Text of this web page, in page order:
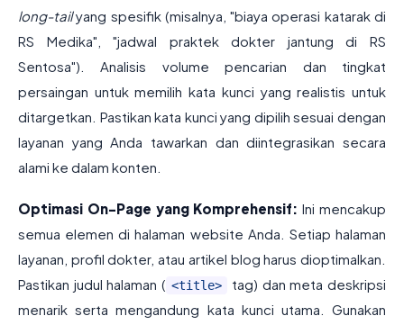
long-tailyang spesifik (misalnya, "biaya operasi katarak di
RS Medika", "jadwal praktek dokter jantung di RS
Sentosa"). Analisis volume pencarian dan tingkat
persaingan untuk memilih kata kunci yang realistis untuk
ditargetkan. Pastikan kata kunci yang dipilih sesuai dengan
layanan yang Anda tawarkan dan diintegrasikan secara
alami ke dalam konten.
Optimasi On-Page yang Komprehensif: Ini mencakup
semua elemen di halaman website Anda. Setiap halaman
layanan, profil dokter, atau artikel blog harus dioptimalkan.
Pastikan judul halaman ( <title>
tag) dan meta deskripsi
menarik serta mengandung kata kunci utama. Gunakan